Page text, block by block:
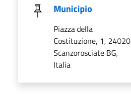
Municipio
Piazza della
Costituzione, 1, 24020
Scanzorosciate BG,
Italia